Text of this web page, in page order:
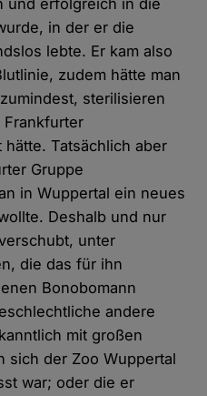
und erfolgreich in die
in der er die
lebte. Er kam also
zudem hätte man
sterilisieren
Tatsächlich aber
Gruppe
in Wuppertal ein neues
Deshalb und nur
unter
die das für ihn
Bonobomann
andere
mit großen
sich der Zoo Wuppertal
war; oder die er